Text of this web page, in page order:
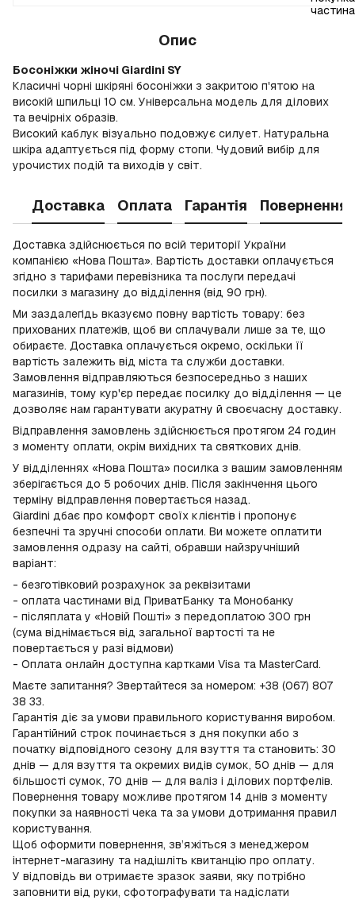
Опис
Босоніжки жіночі Giardini SY
Класичні чорні шкіряні босоніжки з закритою п'ятою на
високій шпильці 10 см. Універсальна модель для ділових
та вечірніх образів.
Високий каблук візуально подовжує силует. Натуральна
шкіра адаптується під форму стопи. Чудовий вибір для
урочистих подій та виходів у світ.
Доставка Оплата Гарантія Повернення
Доставка здійснюється по всій території України
компанією «Нова Пошта». Вартість доставки оплачується
згідно з тарифами перевізника та послуги передачі
посилки з магазину до відділення (від 90 грн).
Ми заздалегідь вказуємо повну вартість товару: без
прихованих платежів, щоб ви сплачували лише за те, що
обираєте. Доставка оплачується окремо, оскільки її
вартість залежить від міста та служби доставки.
Замовлення відправляються безпосередньо з наших
магазинів, тому кур'єр передає посилку до відділення — це
дозволяє нам гарантувати акуратну й своєчасну доставку.
Відправлення замовлень здійснюється протягом 24 годин
з моменту оплати, окрім вихідних та святкових днів.
У відділеннях «Нова Пошта» посилка з вашим замовленням
зберігається до 5 робочих днів. Після закінчення цього
терміну відправлення повертається назад.
Giardini дбає про комфорт своїх клієнтів і пропонує
безпечні та зручні способи оплати. Ви можете оплатити
замовлення одразу на сайті, обравши найзручніший
варіант:
- безготівковий розрахунок за реквізитами
- оплата частинами від ПриватБанку та Монобанку
- післяплата у «Новій Пошті» з передоплатою 300 грн
(сума віднімається від загальної вартості та не
повертається у разі відмови)
- Оплата онлайн доступна картками Visa та MasterCard.
Маєте запитання? Звертайтеся за номером: +38 (067) 807
38 33.
Гарантія діє за умови правильного користування виробом.
Гарантійний строк починається з дня покупки або з
початку відповідного сезону для взуття та становить: 30
днів — для взуття та окремих видів сумок, 50 днів — для
більшості сумок, 70 днів — для валіз і ділових портфелів.
Повернення товару можливе протягом 14 днів з моменту
покупки за наявності чека та за умови дотримання правил
користування.
Щоб оформити повернення, зв’яжіться з менеджером
інтернет-магазину та надішліть квитанцію про оплату.
У відповідь ви отримаєте зразок заяви, яку потрібно
заповнити від руки, сфотографувати та надіслати